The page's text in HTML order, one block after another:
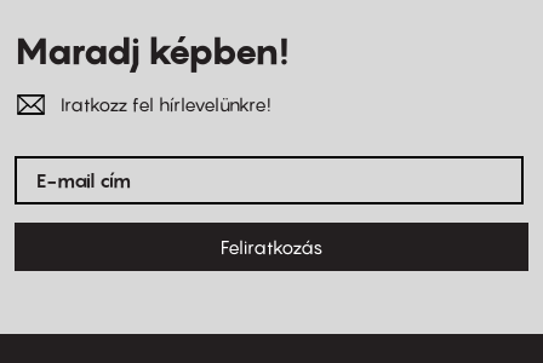
Maradj képben!
Iratkozz fel hírlevelünkre!
Feliratkozás